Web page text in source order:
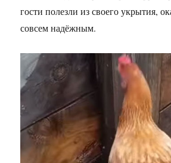
гости полезли из своего укрытия,
совсем надёжным.